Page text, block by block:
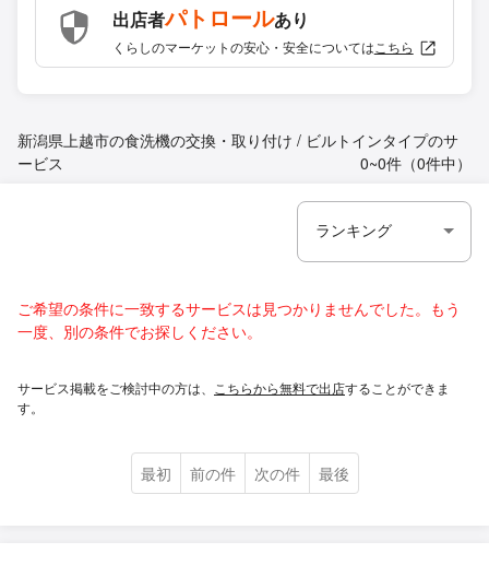
出店者パトロールあり
くらしのマーケットの安心・安全については こちら
新潟県上越市の食洗機の交換・取り付け / ビルトインタイプのサ
ービス
0~0件（0件中）
ご希望の条件に一致するサービスは見つかりませんでした。もう
一度、別の条件でお探しください。
サービス掲載をご検討中の方は、 こちらから無料で出店することができま
す。
最初 前の件 次の件 最後